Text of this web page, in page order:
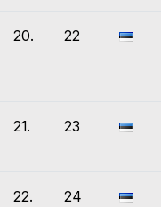
20. 22
21. 23
22. 24